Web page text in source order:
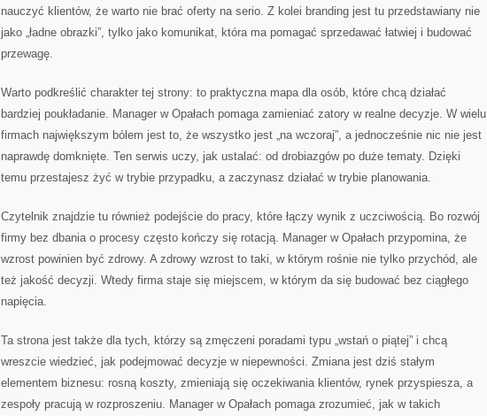
nauczyć klientów, że warto nie brać oferty na serio. Z kolei branding jest tu przedstawiany nie
jako „ładne obrazki”, tylko jako komunikat, która ma pomagać sprzedawać łatwiej i budować
przewagę.
Warto podkreślić charakter tej strony: to praktyczna mapa dla osób, które chcą działać
bardziej poukładanie. Manager w Opałach pomaga zamieniać zatory w realne decyzje. W wielu
firmach największym bólem jest to, że wszystko jest „na wczoraj”, a jednocześnie nic nie jest
naprawdę domknięte. Ten serwis uczy, jak ustalać: od drobiazgów po duże tematy. Dzięki
temu przestajesz żyć w trybie przypadku, a zaczynasz działać w trybie planowania.
Czytelnik znajdzie tu również podejście do pracy, które łączy wynik z uczciwością. Bo rozwój
firmy bez dbania o procesy często kończy się rotacją. Manager w Opałach przypomina, że
wzrost powinien być zdrowy. A zdrowy wzrost to taki, w którym rośnie nie tylko przychód, ale
też jakość decyzji. Wtedy firma staje się miejscem, w którym da się budować bez ciągłego
napięcia.
Ta strona jest także dla tych, którzy są zmęczeni poradami typu „wstań o piątej” i chcą
wreszcie wiedzieć, jak podejmować decyzje w niepewności. Zmiana jest dziś stałym
elementem biznesu: rosną koszty, zmieniają się oczekiwania klientów, rynek przyspiesza, a
zespoły pracują w rozproszeniu. Manager w Opałach pomaga zrozumieć, jak w takich